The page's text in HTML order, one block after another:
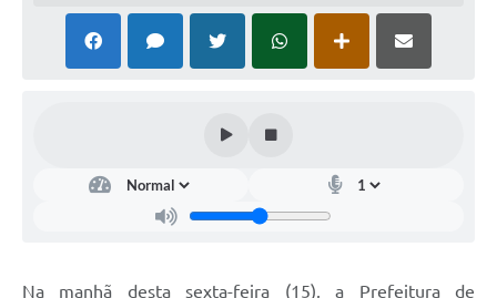
Na manhã desta sexta-feira (15), a Prefeitura de